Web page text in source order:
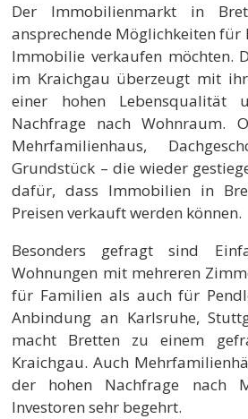
Der Immobilienmarkt in
ansprechende Möglichkeiten für
Immobilie verkaufen möchten.
im Kraichgau überzeugt mit
einer hohen Lebensqualität
Nachfrage nach Wohnraum.
Mehrfamilienhaus,
Grundstück – die wieder
dafür, dass Immobilien in
Preisen verkauft werden können.
Besonders gefragt sind
Wohnungen mit mehreren
für Familien als auch für
Anbindung an Karlsruhe,
macht Bretten zu einem
Kraichgau. Auch
der hohen Nachfrage nach
Investoren sehr begehrt.